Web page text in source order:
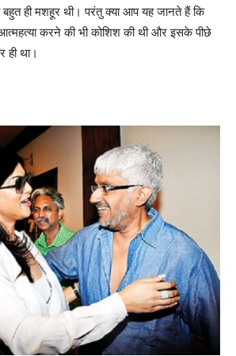
बहुत ही मशहूर थी। परंतु क्या आप यह जानते हैं कि
करने की भी कोशिश की थी और इसके पीछे
ही था।